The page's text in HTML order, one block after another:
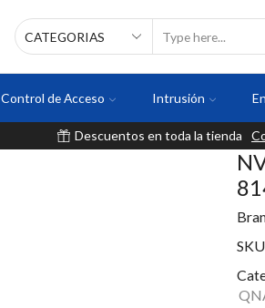
Control de Acceso Intrusión
Descuentos en toda la tienda